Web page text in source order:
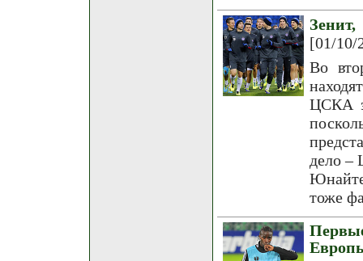
[01/10/
Во
ЦСКА
дело –
тоже